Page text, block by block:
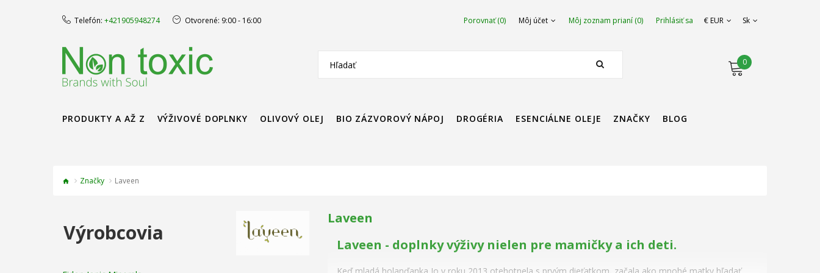
Telefón: +421905948274 Otvorené: 9:00 - 16:00 Porovnať (0) Môj účet Môj zoznam prianí (0) Prihlásiť sa € EUR Sk
0
PRODUKTY A AŽ Z VÝŽIVOVÉ DOPLNKY OLIVOVÝ OLEJ BIO ZÁZVOROVÝ NÁPOJ DROGÉRIA ESENCIÁLNE OLEJE ZNAČKY BLOG
Značky Laveen
Výrobcovia
Laveen
Laveen - doplnky výživy nielen pre mamičky a ich deti.